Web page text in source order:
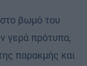
βωμό του
γερά πρότυπα,
παρακμής και